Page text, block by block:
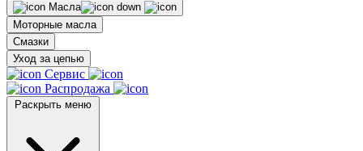
Масла
Моторные масла
Смазки
Уход за цепью
Сервис
Распродажа